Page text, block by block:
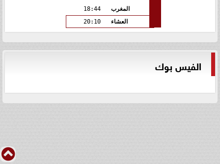
المغرب
18:44
العشاء
20:10
الفيس بوك